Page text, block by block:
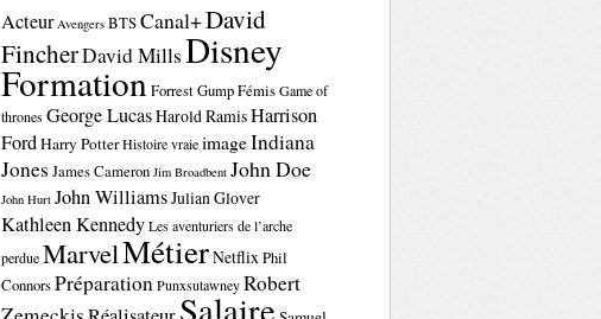
Acteur Avengers BTSCanal+David
FincherDavid MillsDisney
FormationForrest GumpFémis Game of
thrones George LucasHarold RamisHarrison
FordHarry PotterHistoire vraie imageIndiana
Jones James Cameron Jim Broadbent John Doe
John Hurt John WilliamsJulian Glover
Kathleen Kennedy Les aventuriers de l’arche
perdue MarvelMétierNetflixPhil
ConnorsPréparation Punxsutawney Robert
Salaire